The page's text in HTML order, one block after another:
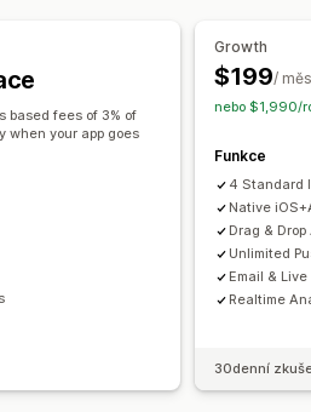
Propagační akce
Vlastní notifikace
based fees of 3% of
when your app goes
Growth
$199/
nebo $1,990/
Funkce
4 Standard
Native
Drag &
Unlimited
Email &
Realtime
30denní